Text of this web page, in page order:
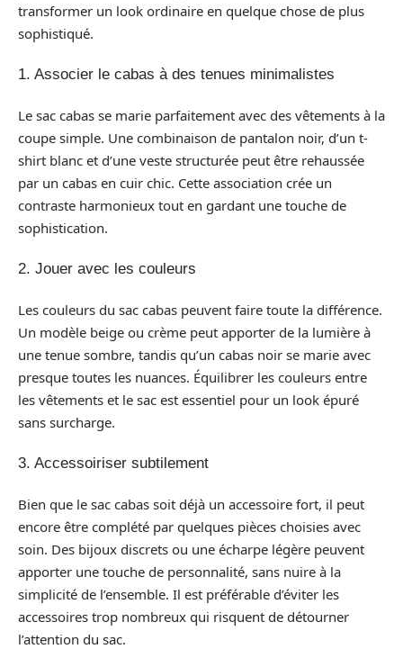
transformer un look ordinaire en quelque chose de plus
sophistiqué.
1. Associer le cabas à des tenues minimalistes
Le sac cabas se marie parfaitement avec des vêtements à la
coupe simple. Une combinaison de pantalon noir, d’un t-
shirt blanc et d’une veste structurée peut être rehaussée
par un cabas en cuir chic. Cette association crée un
contraste harmonieux tout en gardant une touche de
sophistication.
2. Jouer avec les couleurs
Les couleurs du sac cabas peuvent faire toute la différence.
Un modèle beige ou crème peut apporter de la lumière à
une tenue sombre, tandis qu’un cabas noir se marie avec
presque toutes les nuances. Équilibrer les couleurs entre
les vêtements et le sac est essentiel pour un look épuré
sans surcharge.
3. Accessoiriser subtilement
Bien que le sac cabas soit déjà un accessoire fort, il peut
encore être complété par quelques pièces choisies avec
soin. Des bijoux discrets ou une écharpe légère peuvent
apporter une touche de personnalité, sans nuire à la
simplicité de l’ensemble. Il est préférable d’éviter les
accessoires trop nombreux qui risquent de détourner
l’attention du sac.